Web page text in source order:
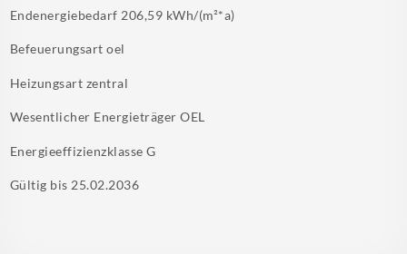
Endenergiebedarf 206,59 kWh/(m²*a)
Befeuerungsartoel
Heizungsart zentral
Wesentlicher EnergieträgerOEL
EnergieeffizienzklasseG
Gültig bis 25.02.2036